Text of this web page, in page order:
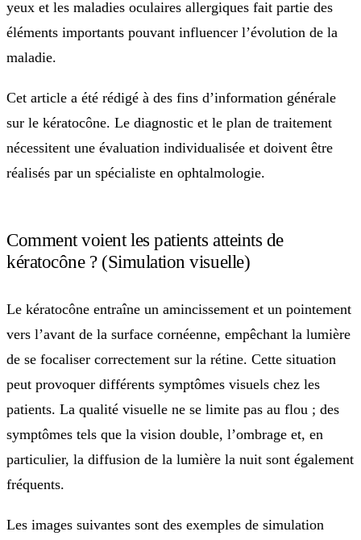
yeux et les maladies oculaires allergiques fait partie des
éléments importants pouvant influencer l’évolution de la
maladie.
Cet article a été rédigé à des fins d’information générale
sur le kératocône. Le diagnostic et le plan de traitement
nécessitent une évaluation individualisée et doivent être
réalisés par un spécialiste en ophtalmologie.
Comment voient les patients atteints de
kératocône ? (Simulation visuelle)
Le kératocône entraîne un amincissement et un pointement
vers l’avant de la surface cornéenne, empêchant la lumière
de se focaliser correctement sur la rétine. Cette situation
peut provoquer différents symptômes visuels chez les
patients. La qualité visuelle ne se limite pas au flou ; des
symptômes tels que la vision double, l’ombrage et, en
particulier, la diffusion de la lumière la nuit sont également
fréquents.
Les images suivantes sont des exemples de simulation